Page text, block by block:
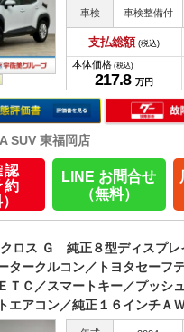
車検 車検整備付
支払総額 (税込)
本体価格 (税込)
217.8 万円
SUV 東福岡店
認
約
LINE お問合せ
（無料）
クロス Ｇ 純正８型ディスプレ
タークルコン／トヨタセーフ
ＴＣ／スマートキー／プッシ
エアコン／純正１６インチＡＷ